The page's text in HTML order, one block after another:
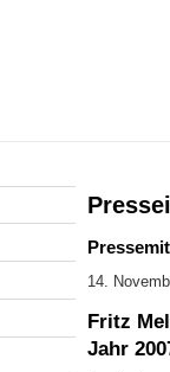
14.
Fritz
Jahr